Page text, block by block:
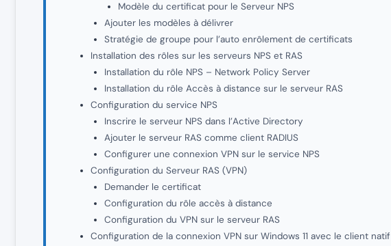
Modèle du certificat pour le Serveur NPS
Ajouter les modèles à délivrer
Stratégie de groupe pour l’auto enrôlement de certificats
Installation des rôles sur les serveurs NPS et RAS
Installation du rôle NPS – Network Policy Server
Installation du rôle Accès à distance sur le serveur RAS
Configuration du service NPS
Inscrire le serveur NPS dans l’Active Directory
Ajouter le serveur RAS comme client RADIUS
Configurer une connexion VPN sur le service NPS
Configuration du Serveur RAS (VPN)
Demander le certificat
Configuration du rôle accès à distance
Configuration du VPN sur le serveur RAS
Configuration de la connexion VPN sur Windows 11 avec le client natif